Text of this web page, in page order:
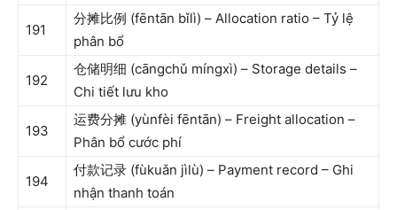
191
分摊比例 (fēntān bǐlì) – Allocation ratio – Tỷ lệ
phân bổ
192
仓储明细 (cāngchǔ míngxì) – Storage details –
Chi tiết lưu kho
193
运费分摊 (yùnfèi fēntān) – Freight allocation –
Phân bổ cước phí
194
付款记录 (fùkuǎn jìlù) – Payment record – Ghi
nhận thanh toán